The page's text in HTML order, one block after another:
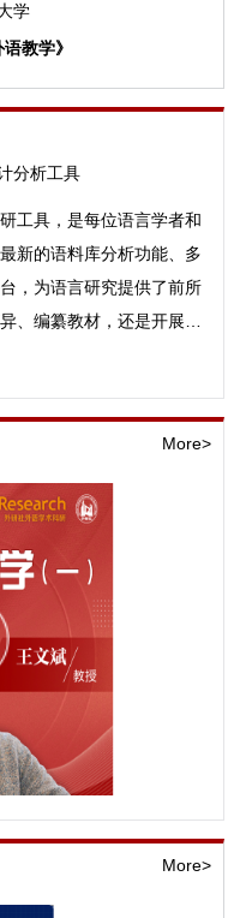
学
教学》
分析工具
工具，是每位语言学者和
新的语料库分析功能、多
，为语言研究提供了前所
、编纂教材，还是开展跨
松、有趣。立刻启用XX外
篇章。
More>
More>